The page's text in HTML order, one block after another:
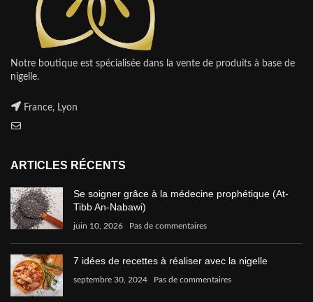
Notre boutique est spécialisée dans la vente de produits à base de
nigelle.
France, Lyon
ARTICLES RÉCENTS
Se soigner grâce à la médecine prophétique (At-
Tibb An-Nabawi)
juin 10, 2026 Pas de commentaires
7 idées de recettes à réaliser avec la nigelle
septembre 30, 2024 Pas de commentaires